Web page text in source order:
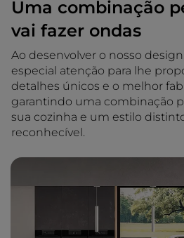
Uma combinação
vai fazer ondas
Ao desenvolver o nosso
especial atenção para lhe
detalhes únicos e o melhor
garantindo uma combinação
sua cozinha e um estilo
reconhecível.